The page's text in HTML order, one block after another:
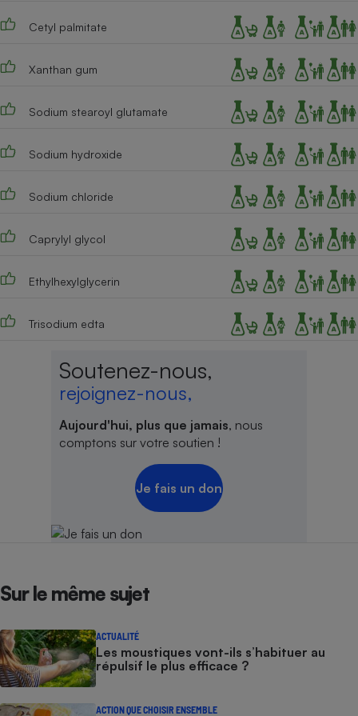
Cetyl palmitate
Xanthan gum
Sodium stearoyl glutamate
Sodium hydroxide
Sodium chloride
Caprylyl glycol
Ethylhexylglycerin
Trisodium edta
Soutenez-nous,
rejoignez-nous,
Aujourd'hui, plus que jamais, nous
comptons sur votre soutien !
Je fais un don
Sur le même sujet
ACTUALITÉ
Les moustiques vont-ils s’habituer au
répulsif le plus efficace ?
ACTION QUE CHOISIR ENSEMBLE